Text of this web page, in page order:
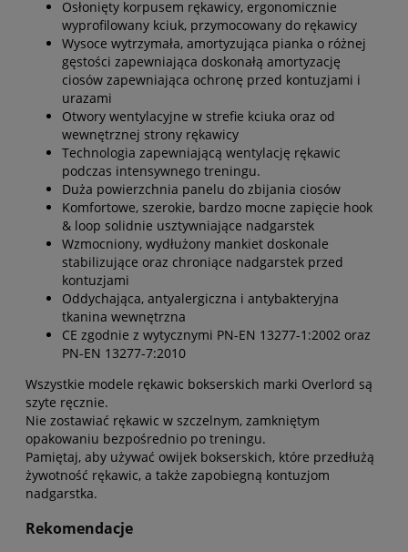
Osłonięty korpusem rękawicy, ergonomicznie
wyprofilowany kciuk, przymocowany do rękawicy
Wysoce wytrzymała, amortyzująca pianka o różnej
gęstości zapewniająca doskonałą amortyzację
ciosów zapewniająca ochronę przed kontuzjami i
urazami
Otwory wentylacyjne w strefie kciuka oraz od
wewnętrznej strony rękawicy
Technologia zapewniającą wentylację rękawic
podczas intensywnego treningu.
Duża powierzchnia panelu do zbijania ciosów
Komfortowe, szerokie, bardzo mocne zapięcie hook
& loop solidnie usztywniające nadgarstek
Wzmocniony, wydłużony mankiet doskonale
stabilizujące oraz chroniące nadgarstek przed
kontuzjami
Oddychająca, antyalergiczna i antybakteryjna
tkanina wewnętrzna
CE zgodnie z wytycznymi PN-EN 13277-1:2002 oraz
PN-EN 13277-7:2010
Wszystkie modele rękawic bokserskich marki Overlord są
szyte ręcznie.
Nie zostawiać rękawic w szczelnym, zamkniętym
opakowaniu bezpośrednio po treningu.
Pamiętaj, aby używać owijek bokserskich, które przedłużą
żywotność rękawic, a także zapobiegną kontuzjom
nadgarstka.
Rekomendacje